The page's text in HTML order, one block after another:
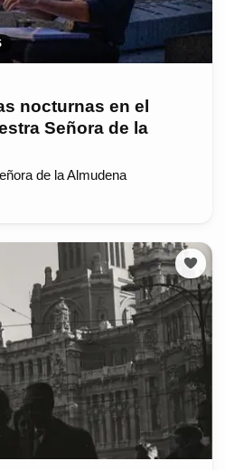
nocturnas en el
Señora de la
de la Almudena